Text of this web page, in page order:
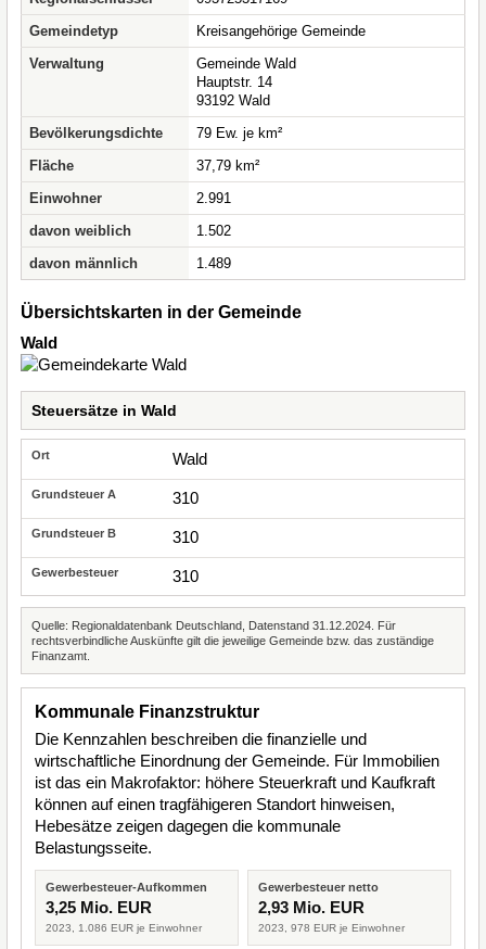
Gemeindetyp
Kreisangehörige Gemeinde
Verwaltung
Gemeinde Wald
Hauptstr. 14
93192 Wald
Bevölkerungsdichte
79 Ew. je km²
Fläche
37,79 km²
Einwohner
2.991
davon weiblich
1.502
davon männlich
1.489
Übersichtskarten in der Gemeinde
Wald
Steuersätze in Wald
Wald
310
310
310
Quelle: Regionaldatenbank Deutschland, Datenstand 31.12.2024. Für
rechtsverbindliche Auskünfte gilt die jeweilige Gemeinde bzw. das zuständige
Finanzamt.
Kommunale Finanzstruktur
Die Kennzahlen beschreiben die finanzielle und
wirtschaftliche Einordnung der Gemeinde. Für Immobilien
ist das ein Makrofaktor: höhere Steuerkraft und Kaufkraft
können auf einen tragfähigeren Standort hinweisen,
Hebesätze zeigen dagegen die kommunale
Belastungsseite.
Gewerbesteuer-Aufkommen
3,25 Mio. EUR
2023, 1.086 EUR je Einwohner
Gewerbesteuer netto
2,93 Mio. EUR
2023, 978 EUR je Einwohner